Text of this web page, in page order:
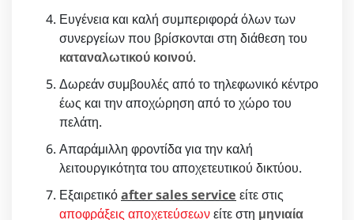
Ευγένεια και καλή συμπεριφορά όλων των
συνεργείων που βρίσκονται στη διάθεση του
καταναλωτικού κοινού.
Δωρεάν συμβουλές από το τηλεφωνικό κέντρο
έως και την αποχώρηση από το χώρο του
πελάτη.
Απαράμιλλη φροντίδα για την καλή
λειτουργικότητα του αποχετευτικού δικτύου.
Εξαιρετικόafter sales service είτε στις
αποφράξεις αποχετεύσεωνείτε στη μηνιαία